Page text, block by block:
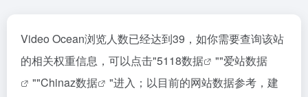
Video Ocean浏览人数已经达到39，如你需要查询该站
的相关权重信息，可以点击"5118数据 ""爱站数据
""Chinaz数据
"进入；以目前的网站数据参考，建